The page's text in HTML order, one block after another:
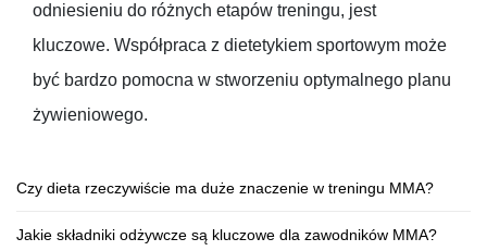
odniesieniu do różnych etapów treningu, jest
kluczowe. Współpraca z dietetykiem sportowym może
być bardzo pomocna w stworzeniu optymalnego planu
żywieniowego.
Czy dieta rzeczywiście ma duże znaczenie w treningu MMA?
Jakie składniki odżywcze są kluczowe dla zawodników MMA?